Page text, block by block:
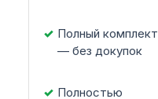
Полный комплект
— без докупок
Полностью